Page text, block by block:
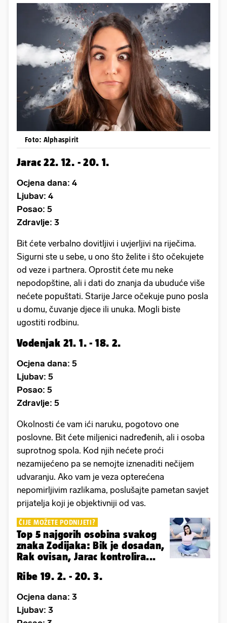
Foto: Alphaspirit
Jarac 22. 12. - 20. 1.
Ocjena dana: 4
Ljubav: 4
Posao: 5
Zdravlje: 3
Bit ćete verbalno dovitljivi i uvjerljivi na riječima.
Sigurni ste u sebe, u ono što želite i što očekujete
od veze i partnera. Oprostit ćete mu neke
nepodopštine, ali i dati do znanja da ubuduće više
nećete popuštati. Starije Jarce očekuje puno posla
u domu, čuvanje djece ili unuka. Mogli biste
ugostiti rodbinu.
Vodenjak 21. 1. - 18. 2.
Ocjena dana: 5
Ljubav: 5
Posao: 5
Zdravlje: 5
Okolnosti će vam ići naruku, pogotovo one
poslovne. Bit ćete miljenici nadređenih, ali i osoba
suprotnog spola. Kod njih nećete proći
nezamijećeno pa se nemojte iznenaditi nečijem
udvaranju. Ako vam je veza opterećena
nepomirljivim razlikama, poslušajte pametan savjet
prijatelja koji je objektivniji od vas.
ČIJE MOŽETE PODNIJETI?
Top 5 najgorih osobina svakog
znaka Zodijaka: Bik je dosadan,
Rak ovisan, Jarac kontrolira...
Ribe 19. 2. - 20. 3.
Ocjena dana: 3
Ljubav: 3